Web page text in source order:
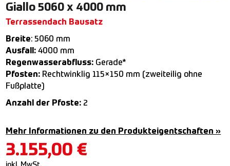
Giallo 5060 x 4000 mm
Terrassendach Bausatz
Breite: 5060 mm
Ausfall: 4000 mm
Regenwasserabfluss: Gerade*
Pfosten: Rechtwinklig 115×150 mm (zweiteilig ohne
Fußplatte)
Anzahl der Pfoste: 2
Mehr Informationen zu den Produkteigentschaften »
3.155,00 €